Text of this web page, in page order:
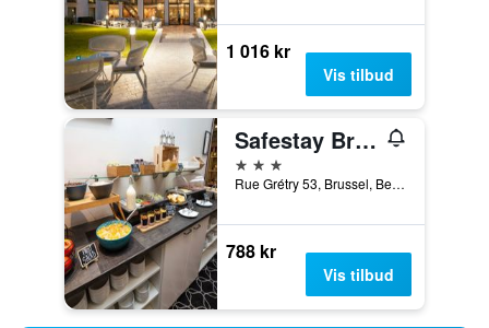
1 016 kr
Vis tilbud
Safestay Brussels Grand Place
3 stjerner
Rue Grétry 53, Brussel, Belgia
788 kr
Vis tilbud